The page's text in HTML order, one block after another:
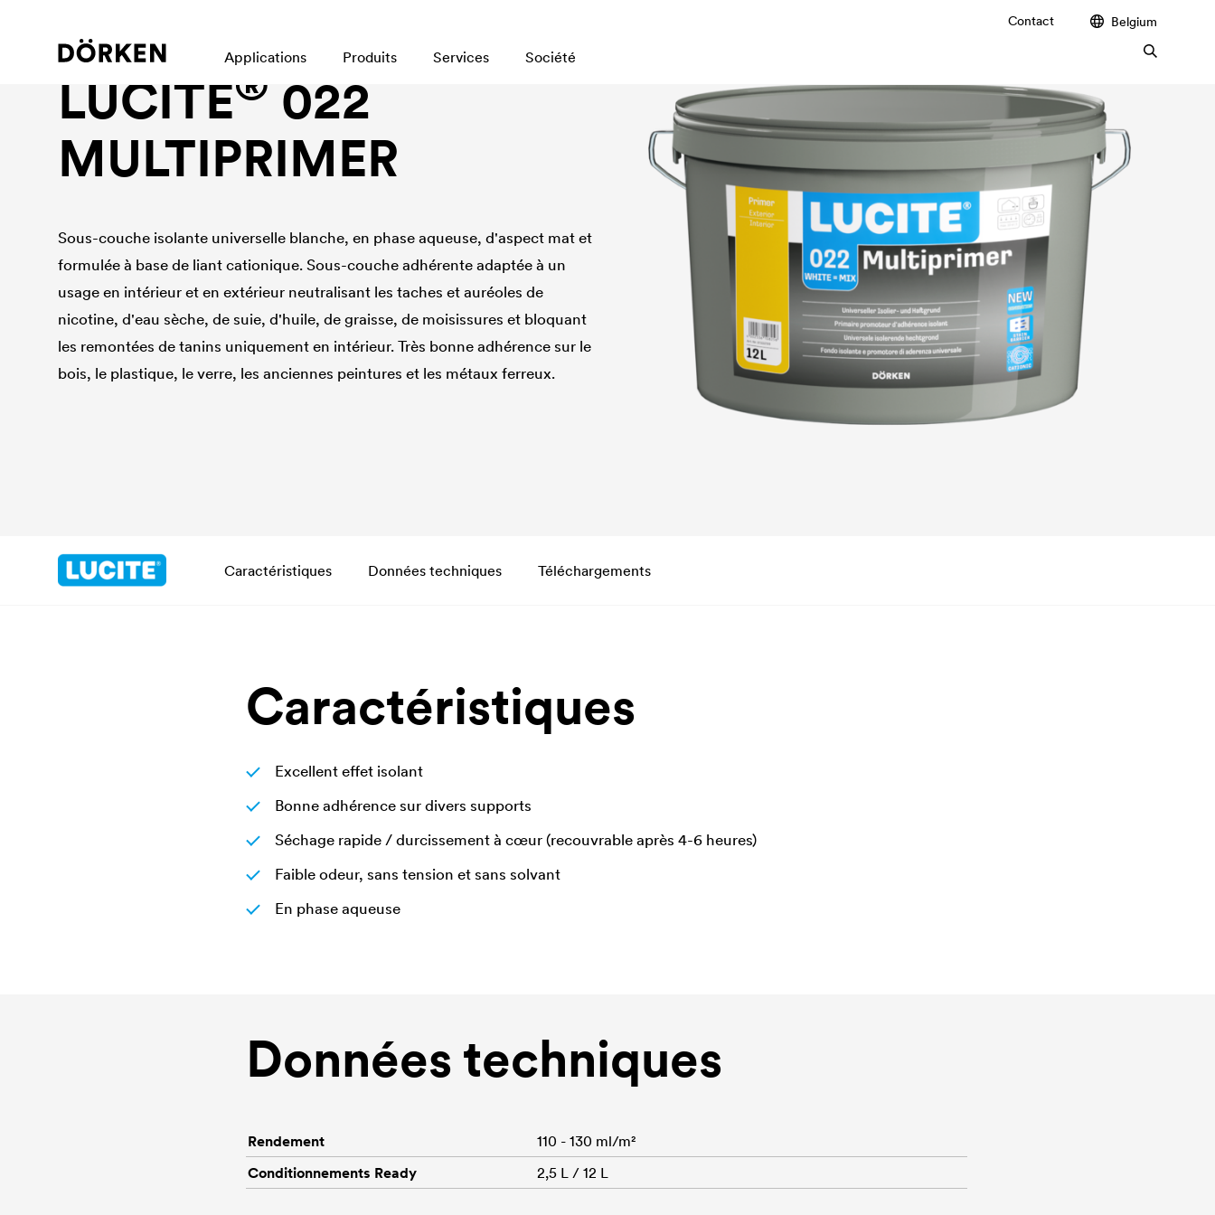
Contact Belgium
Applications Produits Services Société
Peinture pour murs intérieurs
LUCITE® 022
MULTIPRIMER
Sous-couche isolante universelle blanche, en phase aqueuse, d'aspect mat et
formulée à base de liant cationique. Sous-couche adhérente adaptée à un
usage en intérieur et en extérieur neutralisant les taches et auréoles de
nicotine, d'eau sèche, de suie, d'huile, de graisse, de moisissures et bloquant
les remontées de tanins uniquement en intérieur. Très bonne adhérence sur le
bois, le plastique, le verre, les anciennes peintures et les métaux ferreux.
Caractéristiques Données techniques Téléchargements
Caractéristiques
Excellent effet isolant
Bonne adhérence sur divers supports
Séchage rapide / durcissement à cœur (recouvrable après 4-6 heures)
Faible odeur, sans tension et sans solvant
En phase aqueuse
Données techniques
Rendement
110 - 130 ml/m²
Conditionnements Ready
2,5 L / 12 L